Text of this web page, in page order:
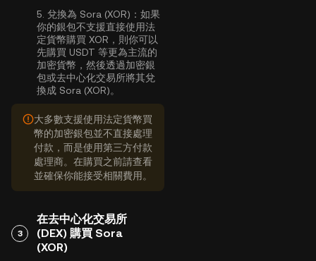
5. 兌換為 Sora (XOR)： 如果
你的銀包不支援直接使用法
定貨幣購買 XOR，則你可以
先購買 USDT 等更為主流的
加密貨幣，然後透過加密銀
包或去中心化交易所將其兌
換成 Sora (XOR)。
大多數支援使用法定貨幣買
幣的加密銀包並不直接處理
付款，而是使用第三方付款
處理商。在購買之前請查看
並確保你能接受相關費用。
3
在去中心化交易所
(DEX) 購買 Sora
(XOR)